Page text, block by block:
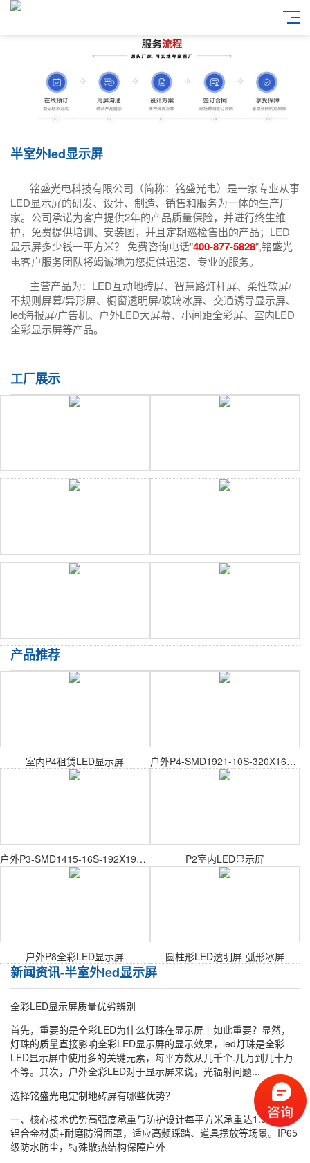
半室外led显示屏
铭盛光电科技有限公司（简称：铭盛光电）是一家专业从事
LED显示屏的研发、设计、制造、销售和服务为一体的生产厂
家。公司承诺为客户提供2年的产品质量保险，并进行终生维
护，免费提供培训、安装图，并且定期巡检售出的产品；LED
显示屏多少钱一平方米？ 免费咨询电话"400-877-5828",铭盛光
电客户服务团队将竭诚地为您提供迅速、专业的服务。
主营产品为：LED互动地砖屏、智慧路灯杆屏、柔性软屏/
不规则屏幕/异形屏、橱窗透明屏/玻璃冰屏、交通诱导显示屏、
led海报屏/广告机、户外LED大屏幕、小间距全彩屏、室内LED
全彩显示屏等产品。
工厂展示
产品推荐
室内P4租赁LED显示屏 户外P4-SMD1921-10S-320X160mm户外表贴模组
户外P3-SMD1415-16S-192X192mm户外表贴模组 P2室内LED显示屏
户外P8全彩LED显示屏 圆柱形LED透明屏-弧形冰屏
新闻资讯-半室外led显示屏
全彩LED显示屏质量优劣辨别
首先，重要的是全彩LED为什么灯珠在显示屏上如此重要？显然，
灯珠的质量直接影响全彩LED显示屏的显示效果，led灯珠是全彩
LED显示屏中使用多的关键元素，每平方数从几千个.几万到几十万
不等。其次，户外全彩LED对于显示屏来说，光辐射问题...
选择铭盛光电定制地砖屏有哪些优势？
一、核心技术优势高强度承重与防护设计每平方米承重达1.5-2吨，
铝合金材质+耐磨防滑面罩，适应高频踩踏、道具摆放等场景。IP65
级防水防尘，特殊散热结构保障户外